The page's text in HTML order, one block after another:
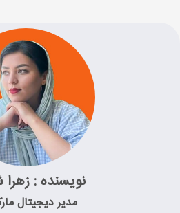
نویسنده :
مدیر دیجیتال